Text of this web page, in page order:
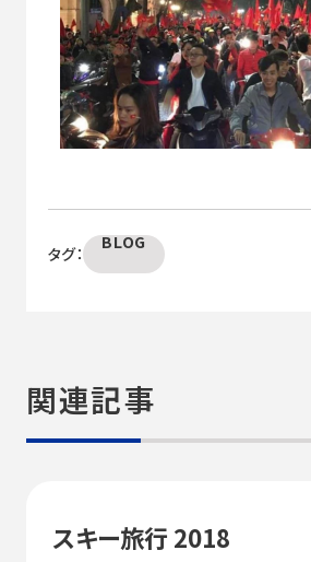
タグ：
BLOG
関連記事
スキー旅行 2018